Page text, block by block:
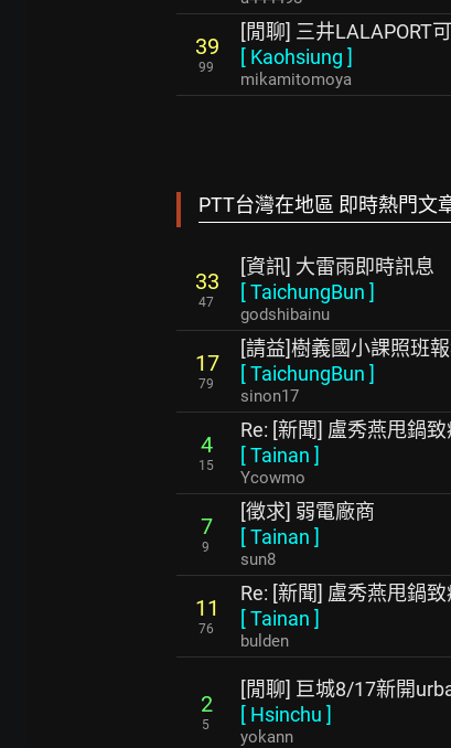
39
99
[閒聊] 三井LALAPORT
[ Kaohsiung ]
mikamitomoya
PTT台灣在地區 即時熱門文
33
47
[資訊] 大雷雨即時訊息
[TaichungBun ]
godshibainu
17
79
[請益]樹義國小課照班
[TaichungBun ]
sinon17
4
15
Re: [新聞] 盧秀燕甩鍋
[Tainan ]
Ycowmo
7
9
[徵求] 弱電廠商
[Tainan ]
sun8
11
76
Re: [新聞] 盧秀燕甩鍋
[Tainan ]
bulden
2
5
[閒聊] 巨城8/17新開
[ Hsinchu ]
yokann